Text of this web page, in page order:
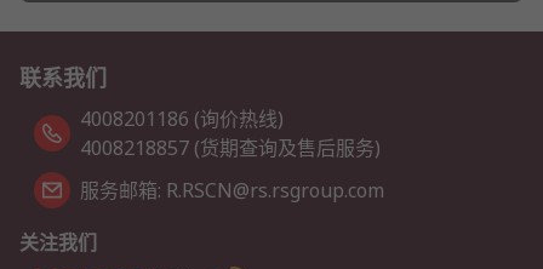
联系我们
4008201186 (询价热线)
4008218857 (货期查询及售后服务)
服务邮箱: R.RSCN@rs.rsgroup.com
关注我们